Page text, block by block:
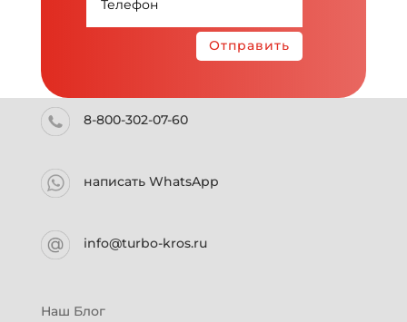
Отправить
8-800-302-07-60
написать WhatsApp
info@turbo-kros.ru
Наш Блог